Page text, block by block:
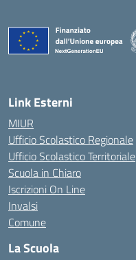
Link Esterni
MIUR
Ufficio Scolastico Regionale
Ufficio Scolastico Territoriale
Scuola in Chiaro
Iscrizioni On Line
Invalsi
Comune
La Scuola